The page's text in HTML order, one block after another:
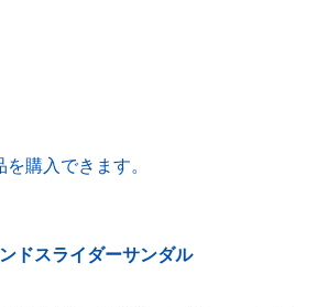
購入できます。
ドスライダーサンダル